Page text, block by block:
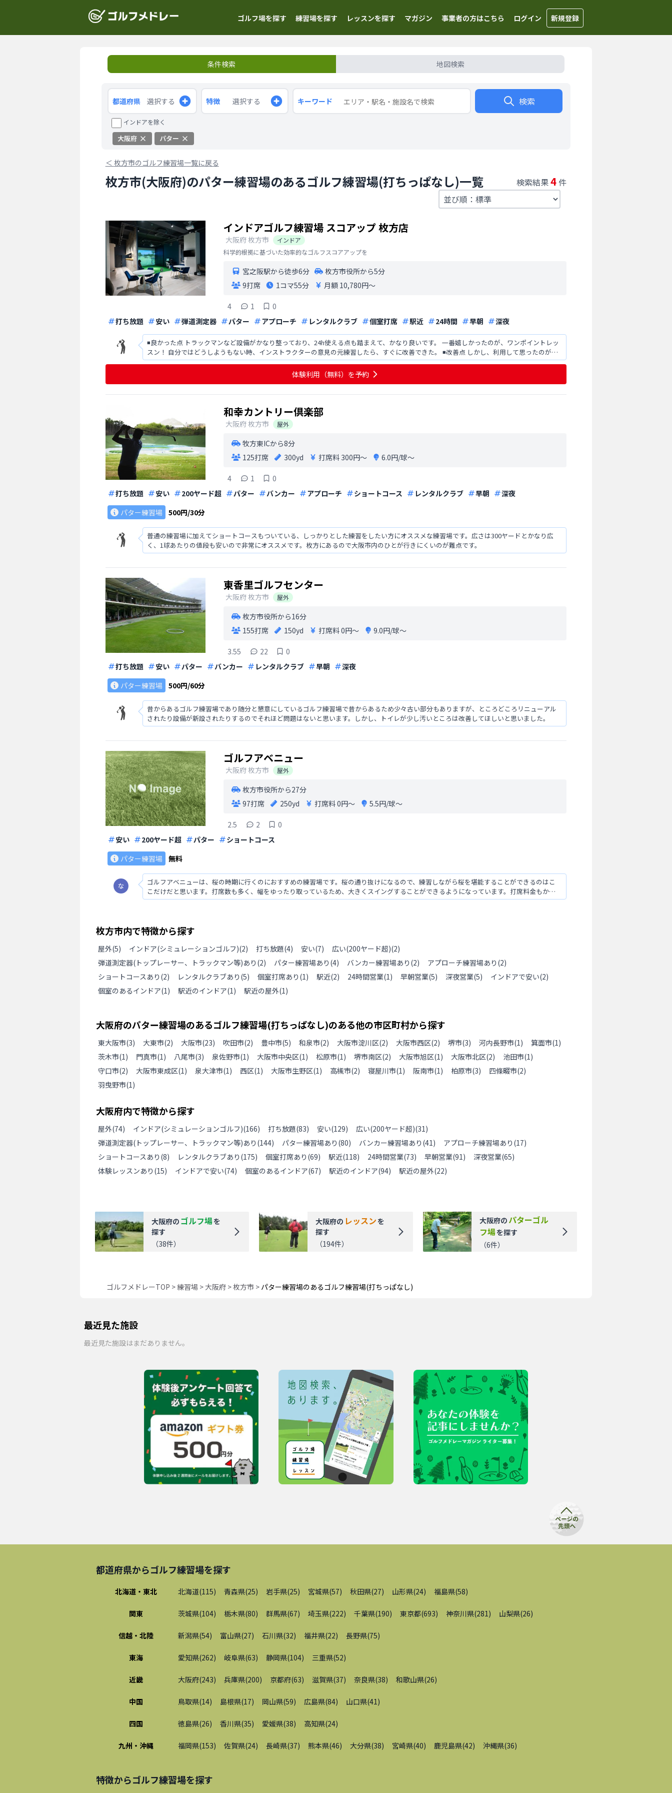
ゴルフ場を探す 練習場を探す レッスンを探す マガジン 事業者の方はこちら ログイン 新規登録
条件検索 地図検索
都道府県 選択する 特徴 選択する キーワード 検索
インドアを除く
大阪府 パター
＜ 枚方市のゴルフ練習場一覧に戻る
枚方市(大阪府)のパター練習場のあるゴルフ練習場(打ちっぱなし)一覧 検索結果4 件
インドアゴルフ練習場 スコアップ 枚方店
大阪府枚方市
インドア
科学的根拠に基づいた効率的なゴルフスコアアップを
宮之阪駅から徒歩6分
枚方市役所から5分
9打席
1コマ55分 月額 10,780円〜
4 1
0
打ち放題
安い 弾道測定器 パター アプローチ レンタルクラブ 個室打席 駅近 24時間 早朝 深夜
◾️良かった点 トラックマンなど設備がかなり整っており、24h使える点も踏まえて、かなり良いです。 一番嬉しかったのが、ワンポイントレッ
スン！ 自分ではどうしようもない時、インストラクターの意見の元練習したら、すぐに改善できた。 ◾️改善点 しかし、利用して思ったのが人
工マットの交換時期はいつな
体験利用（無料）を予約
和幸カントリー倶楽部
大阪府枚方市 屋外
牧方東ICから8分
125打席
300yd 打席料 300円〜 6.0円/球〜
4 1
0
打ち放題
安い 200ヤード超 パター バンカー アプローチ ショートコース レンタルクラブ 早朝
深夜
パター練習場
500円/30分
普通の練習場に加えてショートコースもついている、しっかりとした練習をしたい方にオススメな練習場です。広さは300ヤードとかなり広
く、1球あたりの値段も安いので非常にオススメです。枚方にあるので大阪市内のひとが行きにくいのが難点です。
東香里ゴルフセンター
大阪府枚方市 屋外
枚方市役所から16分
155打席
150yd 打席料0円〜 9.0円/球〜
3.55 22
0
打ち放題
安い パター バンカー レンタルクラブ 早朝
深夜
パター練習場
500円/60分
昔からあるゴルフ練習場であり随分と懇意にしているゴルフ練習場で昔からあるため少々古い部分もありますが、ところどころリニューアル
されたり設備が新設されたりするのでそれほど問題はないと思います。しかし、トイレが少し汚いところは改善してほしいと思いました。
ゴルフアベニュー
大阪府枚方市 屋外
枚方市役所から27分
97打席
250yd 打席料0円〜 5.5円/球〜
2.5 2
0
安い
200ヤード超 パター
ショートコース
パター練習場
無料
ゴルフアベニューは、桜の時期に行くのにおすすめの練習場です。桜の通り抜けになるので、練習しながら桜を堪能することができるのはこ
こだけだと思います。打席数も多く、幅をゆったり取っているため、大きくスイングすることができるようになっています。打席料金もかか
らないので、コスパに優れている練習場だと感じてい
枚方市内で特徴から探す
屋外(5) インドア(シミュレーションゴルフ)(2) 打ち放題(4) 安い(7) 広い(200ヤード超)(2)
弾道測定器(トップレーサー、トラックマン等)あり (2) パター練習場あり (4) バンカー練習場あり (2) アプローチ練習場あり (2)
ショートコースあり (2) レンタルクラブあり (5) 個室打席あり (1) 駅近(2) 24時間営業(1) 早朝営業(5) 深夜営業(5) インドアで安い(2)
個室のあるインドア(1) 駅近のインドア(1) 駅近の屋外(1)
大阪府のパター練習場のあるゴルフ練習場(打ちっぱなし)のある他の市区町村から探す
東大阪市(3) 大東市(2) 大阪市(23) 吹田市(2) 豊中市(5) 和泉市(2) 大阪市淀川区(2) 大阪市西区(2) 堺市(3) 河内長野市(1) 箕面市(1)
茨木市(1) 門真市(1) 八尾市(3) 泉佐野市(1) 大阪市中央区(1) 松原市(1) 堺市南区(2) 大阪市旭区(1) 大阪市北区(2) 池田市(1)
守口市(2) 大阪市東成区(1) 泉大津市(1) 西区(1) 大阪市生野区(1) 高槻市(2) 寝屋川市(1) 阪南市(1) 柏原市(3) 四條畷市(2)
羽曳野市(1)
大阪府内で特徴から探す
屋外(74) インドア(シミュレーションゴルフ)(166) 打ち放題(83) 安い(129) 広い(200ヤード超)(31)
弾道測定器(トップレーサー、トラックマン等)あり (144) パター練習場あり (80) バンカー練習場あり (41) アプローチ練習場あり (17)
ショートコースあり (8) レンタルクラブあり (175) 個室打席あり (69) 駅近(118) 24時間営業(73) 早朝営業(91) 深夜営業(65)
体験レッスンあり (15) インドアで安い(74) 個室のあるインドア(67) 駅近のインドア(94) 駅近の屋外(22)
大阪府の ゴルフ場を
探す
（38件）
大阪府の レッスンを
探す
（194件）
大阪府の パターゴル
フ場を探す
（6件）
ゴルフメドレーTOP >練習場 > 大阪府>枚方市 > パター練習場のあるゴルフ練習場(打ちっぱなし)
最近見た施設
最近見た施設はまだありません。
都道府県からゴルフ練習場を探す
北海道・東北 北海道(115) 青森県(25) 岩手県(25) 宮城県(57) 秋田県(27) 山形県(24) 福島県(58)
関東 茨城県(104) 栃木県(80) 群馬県(67) 埼玉県(222) 千葉県(190) 東京都(693) 神奈川県(281) 山梨県(26)
信越・北陸 新潟県(54) 富山県(27) 石川県(32) 福井県(22) 長野県(75)
東海 愛知県(262) 岐阜県(63) 静岡県(104) 三重県(52)
近畿 大阪府(243) 兵庫県(200) 京都府(63) 滋賀県(37) 奈良県(38) 和歌山県(26)
中国 鳥取県(14) 島根県(17) 岡山県(59) 広島県(84) 山口県(41)
四国 徳島県(26) 香川県(35) 愛媛県(38) 高知県(24)
九州・沖縄 福岡県(153) 佐賀県(24) 長崎県(37) 熊本県(46) 大分県(38) 宮崎県(40) 鹿児島県(42) 沖縄県(36)
特徴からゴルフ練習場を探す